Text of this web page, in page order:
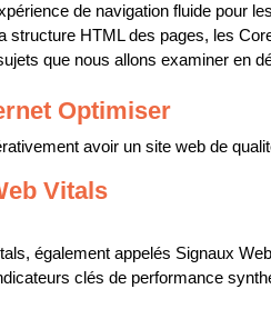
de navigation fluide pour
structure HTML des pages, les
que nous allons examiner en
Optimiser
avoir un site web de
Vitals
également appelés Signaux
clés de performance